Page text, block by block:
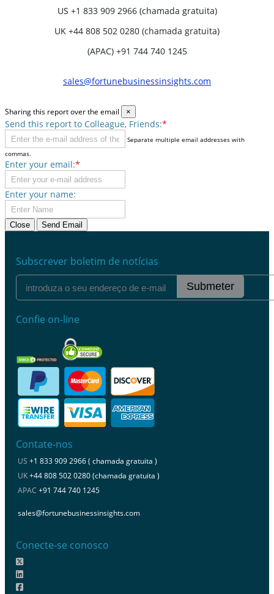
US +1 833 909 2966 (chamada gratuita)
UK +44 808 502 0280 (chamada gratuita)
(APAC) +91 744 740 1245
sales@fortunebusinessinsights.com
Sharing this report over the email ×
Send this report to Colleague, Friends:*
Separate multiple email addresses with
commas.
Enter your email:*
Enter your name:
Close Send Email
Subscrever boletim de notícias
Submeter
Confie on-line
Contate-nos
US +1 833 909 2966 ( chamada gratuita )
UK+44 808 502 0280 (chamada gratuita )
APAC +91 744 740 1245
sales@fortunebusinessinsights.com
Conecte-se conosco